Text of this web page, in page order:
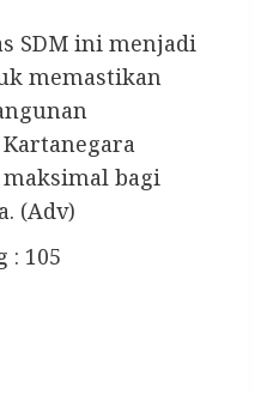
SDM ini menjadi
memastikan
bagi
(Adv)
: 105